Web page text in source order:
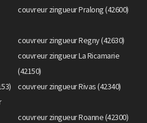
couvreur zingueur Pralong (42600)
couvreur zingueur Regny (42630)
couvreur zingueur La Ricamarie
(42150)
couvreur zingueur Rivas (42340)
couvreur zingueur Roanne (42300)